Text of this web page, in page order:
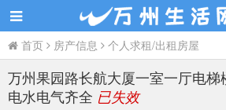
首页 房产信息 个人求租/出租房屋
万州果园路长航大厦一室一厅电
电水电气齐全 已失效